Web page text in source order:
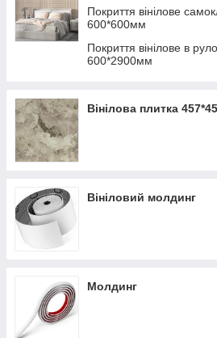
Покриття вінілове
600*600мм
Покриття вінілове в
600*2900мм
Вінілова плитка
Вініловий молдинг
Молдинг